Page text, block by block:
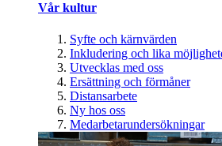
Vår kultur
Syfte och kärnvärden
Inkludering och lika
Utvecklas med oss
Ersättning och förmåner
Distansarbete
Ny hos oss
Medarbetarundersökningar